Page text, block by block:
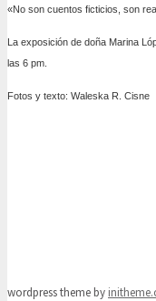
«No son cuentos ficticios, son
La exposición de doña Marina
las 6 pm.
Fotos y texto: Waleska R. Cisne
wordpress theme by